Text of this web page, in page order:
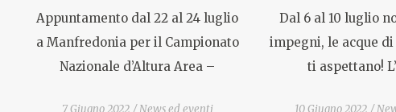
Appuntamento dal 22 al 24 luglio
a Manfredonia per il Campionato
Nazionale d’Altura Area –
Dal 6 al 10 luglio
impegni, le acque
ti aspettano!